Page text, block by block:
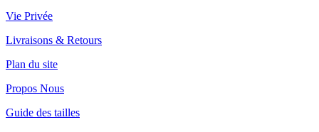
Vie Privée
Livraisons & Retours
Plan du site
Propos Nous
Guide des tailles